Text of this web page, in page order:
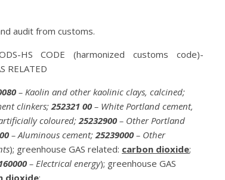
audit from customs.
HS CODE (harmonized customs code)-
RELATED
– Kaolin and other kaolinic clays, calcined;
clinkers;252321 00 – White Portland cement,
coloured;25232900 – Other Portland
– Aluminous cement;25239000 – Other
); greenhouse GAS related: carbon dioxide;
– Electrical energy); greenhouse GAS
dioxide;